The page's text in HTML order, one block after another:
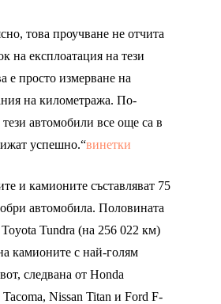
това проучване не отчита
на експлоатация на тези
е просто измерване на
на километража. По-
тези автомобили все още са в
успешно.“винетки
и камионите съставляват 75
автомобила. Половината
Toyota Tundra (на 256 022 км)
камионите с най-голям
следвана от Honda
Nissan Titan и Ford F-